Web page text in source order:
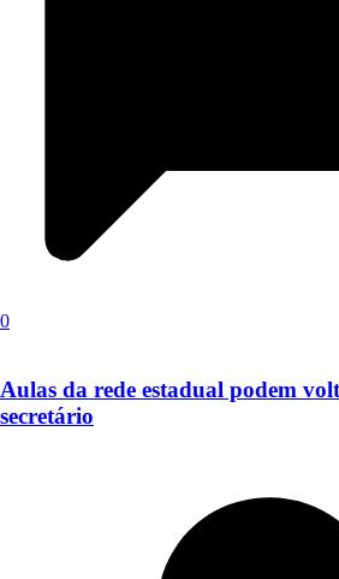
0
Aulas da rede estadual podem
secretário